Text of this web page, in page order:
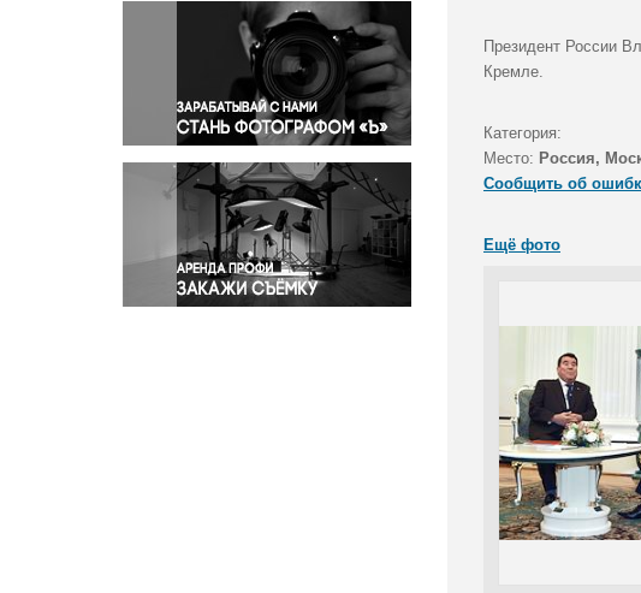
Окружающая среда
Политика
Правосудие
Происшествия и конфликты
Религия
Светская жизнь
Спорт
Экология
Экономика и бизнес
Президент России
Кремле.
Категория:
Место: Россия,
Сообщить об
Ещё фото